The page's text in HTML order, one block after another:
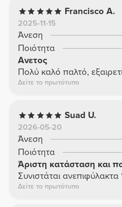
Francisco A.
2025-11-15
Άνεση
Ποιότητα
Ανετος
Πολύ καλό παλτό,
Δείτε το πρωτότυπο
Suad U.
2026-05-20
Άνεση
Ποιότητα
Άριστη κατάσταση και
Συνιστάται ανεπιφύλακτα
Δείτε το πρωτότυπο